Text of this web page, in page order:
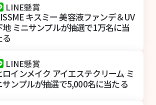
LINE懸賞
キスミー 美容液ファンデ＆UV
地 ミニサンプルが抽選で1万名に当
る
LINE懸賞
ロインメイク アイエステクリーム ミ
サンプルが抽選で5,000名に当たる